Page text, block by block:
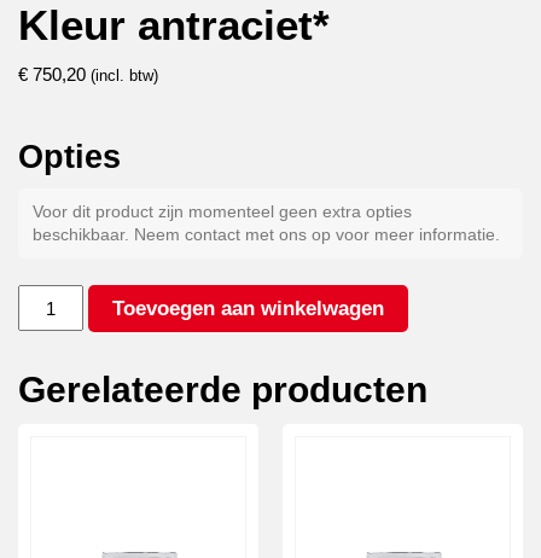
Kleur antraciet*
€ 750,20 (incl. btw)
Opties
Voor dit product zijn momenteel geen extra opties
beschikbaar. Neem contact met ons op voor meer informatie.
antraciet*
Toevoegen aan winkelwagen
Gerelateerde producten